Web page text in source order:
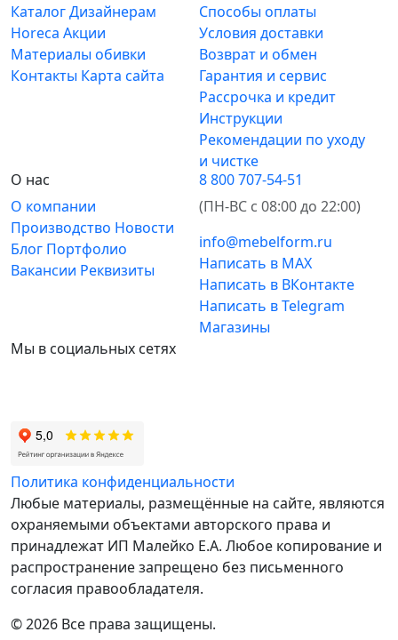
КаталогДизайнерам
Horeca Акции
Материалы обивки
Контакты Карта сайта
Способы оплаты
Условия доставки
Возврат и обмен
Гарантия и сервис
Рассрочка и кредит
Инструкции
Рекомендации по уходу
и чистке
О нас
О компании
Производство Новости
Блог Портфолио
Вакансии Реквизиты
8 800 707-54-51
(ПН-ВС с 08:00 до 22:00)
info@mebelform.ru
Написать в MAX
Написать в ВКонтакте
Написать в Telegram
Магазины
Мы в социальных сетях
Политика конфиденциальности
Любые материалы, размещённые на сайте, являются
охраняемыми объектами авторского права и
принадлежат ИП Малейко E.А. Любое копирование и
распространение запрещено без письменного
согласия правообладателя.
© 2026 Все права защищены.